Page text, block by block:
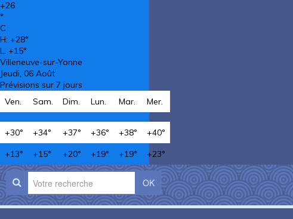
+26
°
C
H: +28°
L: +15°
Villeneuve-sur-Yonne
Jeudi, 06 Août
Prévisions sur 7 jours
Ven.
Sam. Dim. Lun. Mar. Mer.
+30° +34° +37° +36° +38° +40°
+13° +15° +20° +19° +19° +23°
OK